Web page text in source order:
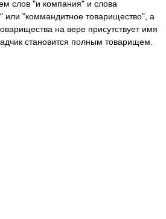
слов "и компания" и слова
или "коммандитное товарищество", а
на вере присутствует имя
становится полным товарищем.